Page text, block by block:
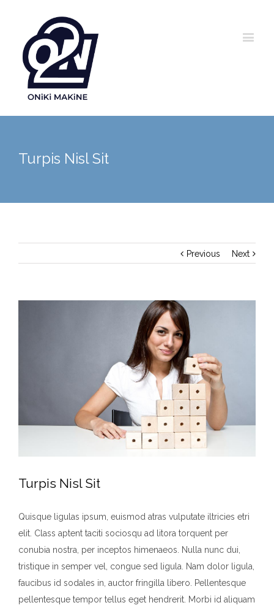
Turpis Nisl Sit
Previous Next
Turpis Nisl Sit
Quisque ligulas ipsum, euismod atras vulputate iltricies etri
elit. Class aptent taciti sociosqu ad litora torquent per
conubia nostra, per inceptos himenaeos. Nulla nunc dui,
tristique in semper vel, congue sed ligula. Nam dolor ligula,
faucibus id sodales in, auctor fringilla libero. Pellentesque
pellentesque tempor tellus eget hendrerit. Morbi id aliquam